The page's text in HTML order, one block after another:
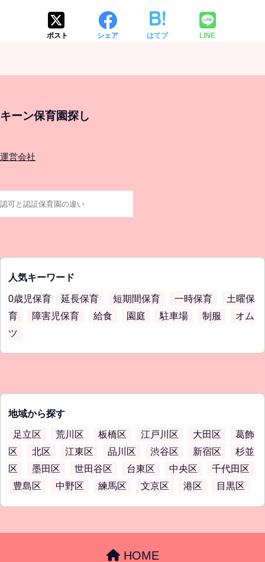
ポスト シェア はてブ LINE
キーン保育園探し
運営会社
人気キーワード
0歳児保育 延長保育 短期間保育 一時保育
土曜保
育
障害児保育 給食 園庭 駐車場 制服
オム
ツ
地域から探す
足立区 荒川区 板橋区 江戸川区 大田区
葛飾
区
北区 江東区 品川区 渋谷区 新宿区
杉並
区
墨田区 世田谷区 台東区 中央区
千代田区
豊島区
中野区 練馬区 文京区 港区 目黒区
HOME